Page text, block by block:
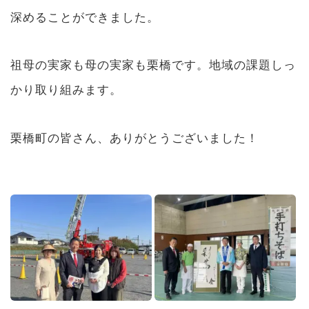
深めることができました。
祖母の実家も母の実家も栗橋です。地域の課題しっ
かり取り組みます。
栗橋町の皆さん、ありがとうございました！